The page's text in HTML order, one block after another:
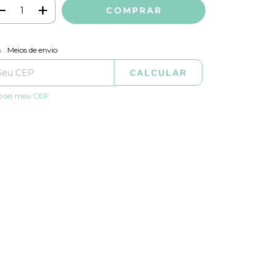
para o CEP:
Meios de envio
CALCULAR
sei meu CEP